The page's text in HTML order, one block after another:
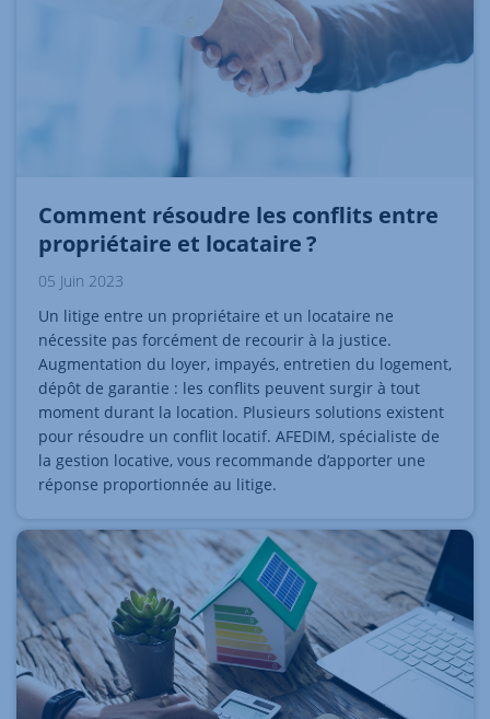
Comment résoudre les conflits entre
propriétaire et locataire ?
05 Juin 2023
Un litige entre un propriétaire et un locataire ne
nécessite pas forcément de recourir à la justice.
Augmentation du loyer, impayés, entretien du logement,
dépôt de garantie : les conflits peuvent surgir à tout
moment durant la location. Plusieurs solutions existent
pour résoudre un conflit locatif. AFEDIM, spécialiste de
la gestion locative, vous recommande d’apporter une
réponse proportionnée au litige.